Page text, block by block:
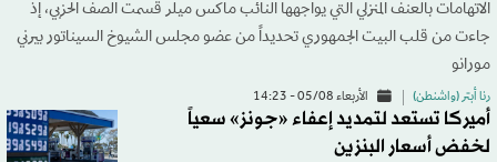
الاتهامات بالعنف المنزلي التي يواجهها النائب ماكس ميلر قسمت الصف الحزبي، إذ
جاءت من قلب البيت الجمهوري تحديداً من عضو مجلس الشيوخ السيناتور بيرني
مورانو
رنا أبتر (واشنطن) الأربعاء 05/08 - 14:23
أميركا تستعد لتمديد إعفاء «جونز» سعياً
لخفض أسعار البنزين